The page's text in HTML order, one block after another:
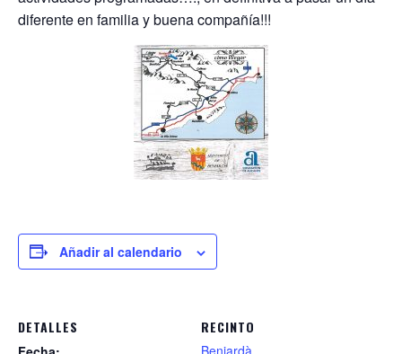
diferente en familia y buena compañía!!!
Añadir al calendario
DETALLES RECINTO
Beniardà